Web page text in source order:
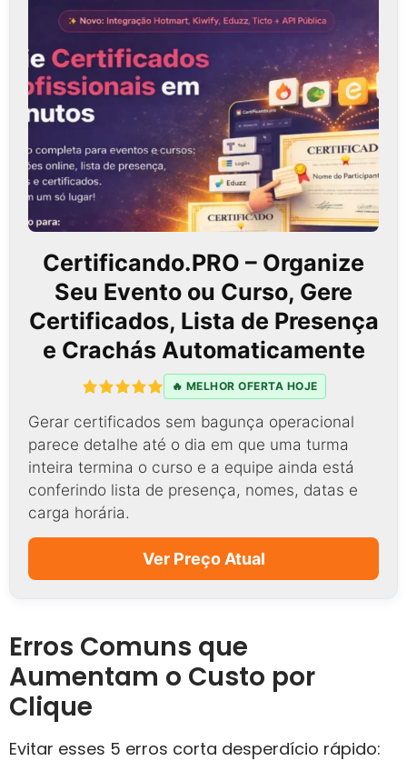
Certificando.PRO – Organize
Seu Evento ou Curso, Gere
Certificados, Lista de Presença
e Crachás Automaticamente
🔥 MELHOR OFERTA HOJE
Gerar certificados sem bagunça operacional
parece detalhe até o dia em que uma turma
inteira termina o curso e a equipe ainda está
conferindo lista de presença, nomes, datas e
carga horária.
Ver Preço Atual
Erros Comuns que
Aumentam o Custo por
Clique
Evitar esses 5 erros corta desperdício rápido: